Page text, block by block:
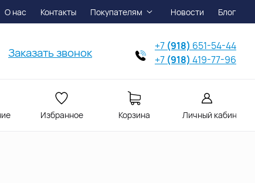
О нас Контакты Покупателям Новости Блог
Заказать звонок +7 (918) 651-54-44
+7 (918) 419-77-96
Избранное Корзина Личный кабинет